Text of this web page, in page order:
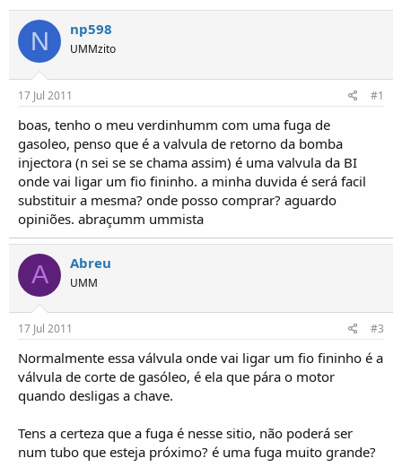
n
i
c
i
d
o
r
e
T
ó
p
i
c
o
a
t
d
í
i
o
N np598
UMMzito
17 Jul 2011 #1
boas, tenho o meu verdinhumm com uma fuga de
gasoleo, penso que é a valvula de retorno da bomba
injectora (n sei se se chama assim) é uma valvula da BI
onde vai ligar um fio fininho. a minha duvida é será facil
substituir a mesma? onde posso comprar? aguardo
opiniões. abraçumm ummista
A Abreu
UMM
17 Jul 2011 #3
Normalmente essa válvula onde vai ligar um fio fininho é a
válvula de corte de gasóleo, é ela que pára o motor
quando desligas a chave.
Tens a certeza que a fuga é nesse sitio, não poderá ser
num tubo que esteja próximo? é uma fuga muito grande?